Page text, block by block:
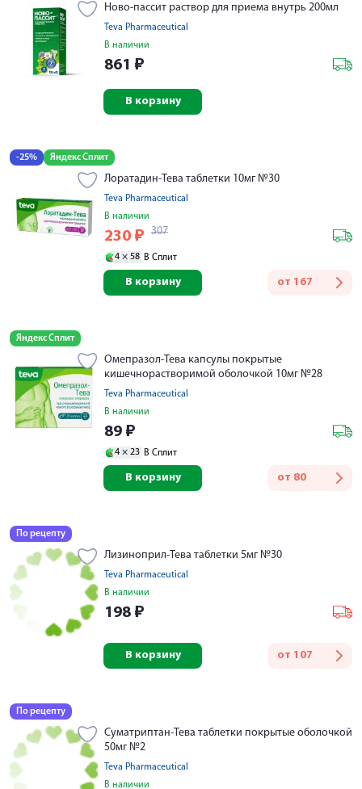
Ново-пассит раствор для приема внутрь 200мл
Teva Pharmaceutical
В наличии
861 ₽
В корзину
-25% Яндекс Сплит
Лоратадин-Тева таблетки 10мг №30
Teva Pharmaceutical
В наличии
230 ₽ 307
4 × 58 В Сплит
от 167
В корзину
Яндекс Сплит
Омепразол-Тева капсулы покрытые
кишечнорастворимой оболочкой 10мг №28
Teva Pharmaceutical
В наличии
89 ₽
4 × 23 В Сплит
от 80
В корзину
По рецепту
Лизиноприл-Тева таблетки 5мг №30
Teva Pharmaceutical
В наличии
198 ₽
от 107
В корзину
По рецепту
Суматриптан-Тева таблетки покрытые оболочкой
50мг №2
Teva Pharmaceutical
В наличии